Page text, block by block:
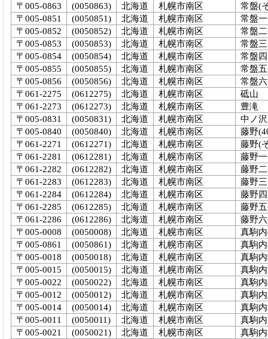
〒005-0863
(0050863) 北海道 札幌市南区
常盤(
〒005-0851
(0050851) 北海道 札幌市南区
常盤
〒005-0852
(0050852) 北海道 札幌市南区
常盤
〒005-0853
(0050853) 北海道 札幌市南区
常盤
〒005-0854
(0050854) 北海道 札幌市南区
常盤
〒005-0855
(0050855) 北海道 札幌市南区
常盤
〒005-0856
(0050856) 北海道 札幌市南区
常盤
〒061-2275
(0612275) 北海道 札幌市南区
砥山
〒061-2273
(0612273) 北海道 札幌市南区
豊滝
〒005-0831
(0050831) 北海道 札幌市南区
中ノ沢
〒005-0840
(0050840) 北海道 札幌市南区
藤野
〒061-2271
(0612271) 北海道 札幌市南区
藤野(
〒061-2281
(0612281) 北海道 札幌市南区
藤野
〒061-2282
(0612282) 北海道 札幌市南区
藤野
〒061-2283
(0612283) 北海道 札幌市南区
藤野
〒061-2284
(0612284) 北海道 札幌市南区
藤野
〒061-2285
(0612285) 北海道 札幌市南区
藤野
〒061-2286
(0612286) 北海道 札幌市南区
藤野
〒005-0008
(0050008) 北海道 札幌市南区
真駒
〒005-0861
(0050861) 北海道 札幌市南区
真駒
〒005-0018
(0050018) 北海道 札幌市南区
真駒
〒005-0015
(0050015) 北海道 札幌市南区
真駒
〒005-0022
(0050022) 北海道 札幌市南区
真駒
〒005-0012
(0050012) 北海道 札幌市南区
真駒
〒005-0014
(0050014) 北海道 札幌市南区
真駒
〒005-0011
(0050011) 北海道 札幌市南区
真駒
〒005-0021
(0050021) 北海道 札幌市南区
真駒